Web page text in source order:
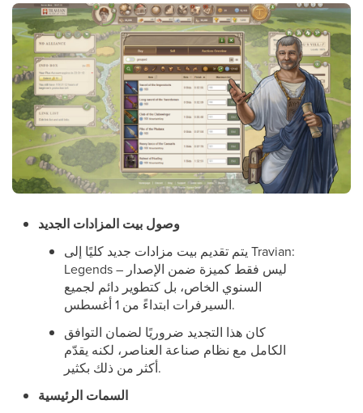
وصول بيت المزادات الجديد
يتم تقديم بيت مزادات جديد كليًا إلى Travian:
Legends – ليس فقط كميزة ضمن الإصدار
السنوي الخاص، بل كتطوير دائم لجميع
السيرفرات ابتداءً من 1 أغسطس.
كان هذا التجديد ضروريًا لضمان التوافق
الكامل مع نظام صناعة العناصر، لكنه يقدّم
أكثر من ذلك بكثير.
السمات الرئيسية